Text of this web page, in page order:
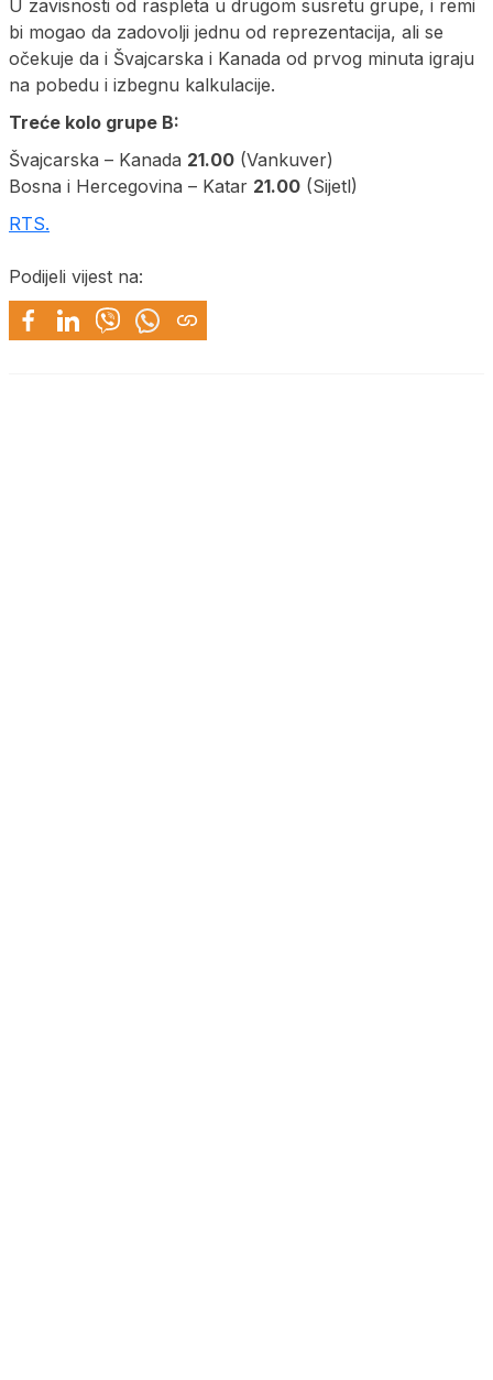
U zavisnosti od raspleta u drugom susretu grupe, i remi
bi mogao da zadovolji jednu od reprezentacija, ali se
očekuje da i Švajcarska i Kanada od prvog minuta igraju
na pobedu i izbegnu kalkulacije.
Treće kolo grupe B:
Švajcarska – Kanada 21.00 (Vankuver)
Bosna i Hercegovina – Katar 21.00 (Sijetl)
RTS.
Podijeli vijest na: